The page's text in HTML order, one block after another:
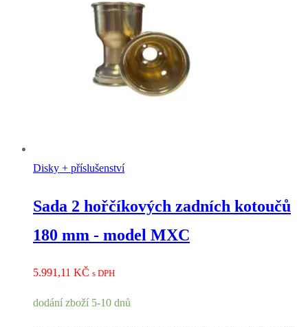
Disky + příslušenství
Sada 2 hořčíkových zadních kotoučů
180 mm - model MXC
5.991,11 KČ s DPH
dodání zboží 5-10 dnů